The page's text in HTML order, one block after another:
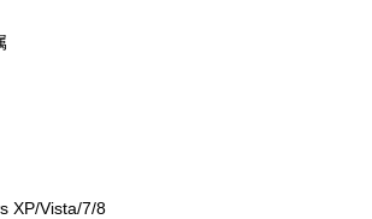
XP/Vista/7/8